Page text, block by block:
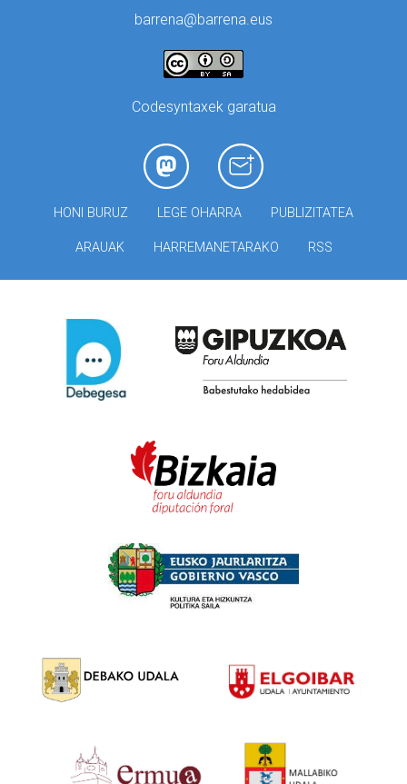
barrena@barrena.eus
Codesyntaxek garatua
HONI BURUZ LEGE OHARRA PUBLIZITATEA
ARAUAK HARREMANETARAKO RSS